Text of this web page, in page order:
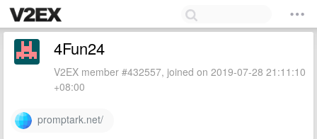
4Fun24
V2EX member #432557, joined on 2019-07-28 21:11:10
+08:00
promptark.net/